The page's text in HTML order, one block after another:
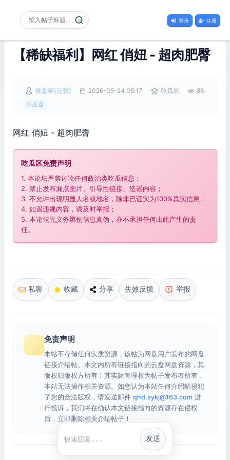
登录 注册
【稀缺福利】网红 俏妞 - 超肉肥臀
晚棠雾(元婴) 2026-05-24 05:17 吃瓜区
86
百度盘
网红 俏妞 - 超肉肥臀
吃瓜区免责声明
1. 本论坛严禁讨论任何政治类吃瓜信息；
2. 禁止发布漏点图片、引导性链接、造谣内容；
3. 不允许出现明显人名或地名，除非已证实为100%真实信息；
4. 如遇违规内容，请及时举报；
5. 本论坛无义务辨别信息真伪，亦不承担任何由此产生的责
任。
私聊 收藏 分享 失效反馈 举报
免责声明
本站不存储任何实质资源，该帖为网盘用户发布的网盘
链接介绍帖。本文内所有链接指向的云盘网盘资源，其
版权归版权方所有！其实际管理权为帖子发布者所有，
本站无法操作相关资源。如您认为本站任何介绍帖侵犯
了您的合法版权，请发送邮件 qhd.sykj@163.com 进
行投诉，我们将在确认本文链接指向的资源存在侵权
后，立即删除相关介绍帖子！
快捷回复
发送